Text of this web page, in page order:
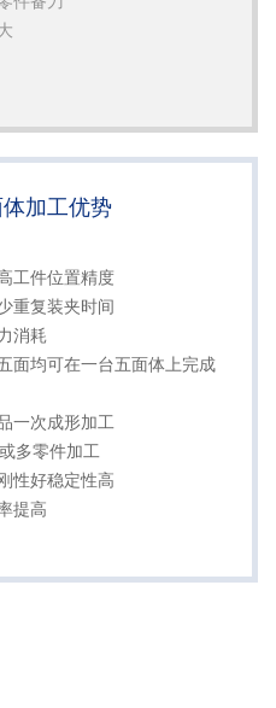
加工优势
工件位置精度
重复装夹时间
消耗
面均可在一台五面体上完成
一次成形加工
多零件加工
性好稳定性高
提高